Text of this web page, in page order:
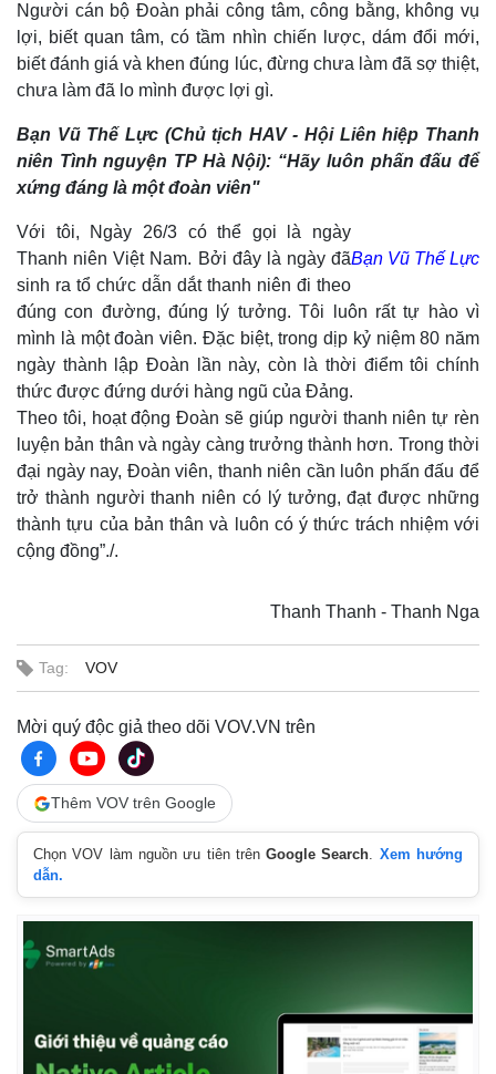
Kinh tế
Bất động sản
Khởi nghiệp
Thị trường
Giá vàng
Tiêu dùng
Tỷ giá
Chứng khoán
Người cán bộ Đoàn phải công tâm, công bằng, không vụ
lợi, biết quan tâm, có tầm nhìn chiến lược, dám đổi mới,
biết đánh giá và khen đúng lúc, đừng chưa làm đã sợ thiệt,
chưa làm đã lo mình được lợi gì.
Bạn Vũ Thế Lực (Chủ tịch HAV - Hội Liên hiệp Thanh
niên Tình nguyện TP Hà Nội): “Hãy luôn phấn đấu để
xứng đáng là một đoàn viên"
Bạn Vũ Thế Lực
Với tôi, Ngày 26/3 có thể gọi là ngày
Thanh niên Việt Nam. Bởi đây là ngày đã
sinh ra tổ chức dẫn dắt thanh niên đi theo
đúng con đường, đúng lý tưởng. Tôi luôn rất tự hào vì
mình là một đoàn viên. Đặc biệt, trong dịp kỷ niệm 80 năm
ngày thành lập Đoàn lần này, còn là thời điểm tôi chính
thức được đứng dưới hàng ngũ của Đảng.
Theo tôi, hoạt động Đoàn sẽ giúp người thanh niên tự rèn
luyện bản thân và ngày càng trưởng thành hơn. Trong thời
đại ngày nay, Đoàn viên, thanh niên cần luôn phấn đấu để
trở thành người thanh niên có lý tưởng, đạt được những
thành tựu của bản thân và luôn có ý thức trách nhiệm với
cộng đồng”./.
Thanh Thanh - Thanh Nga
Tag: VOV
Mời quý độc giả theo dõi VOV.VN trên
Thêm VOV trên Google
Chọn VOV làm nguồn ưu tiên trênGoogle Search. Xem hướng
dẫn.